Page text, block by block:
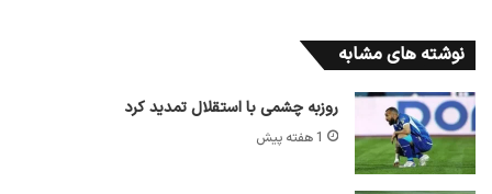
نوشته های مشابه
روزبه چشمی با استقلال تمدید کرد
1 هفته پیش